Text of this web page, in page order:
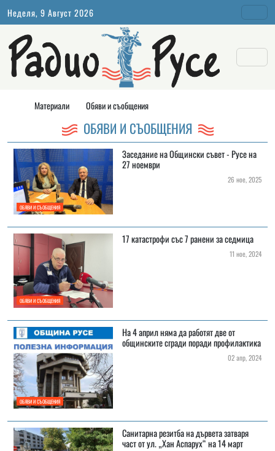
Неделя, 9 Август 2026
Материали Обяви и съобщения
ОБЯВИ И СЪОБЩЕНИЯ
ОБЯВИ И СЪОБЩЕНИЯ
Заседание на Общински съвет - Русе на
27 ноември
26 ное, 2025
ОБЯВИ И СЪОБЩЕНИЯ
17 катастрофи със 7 ранени за седмица
11 ное, 2024
ОБЯВИ И СЪОБЩЕНИЯ
На 4 април няма да работят две от
общинските сгради поради профилактика
02 апр, 2024
Санитарна резитба на дървета затваря
част от ул. „Хан Аспарух“ на 14 март